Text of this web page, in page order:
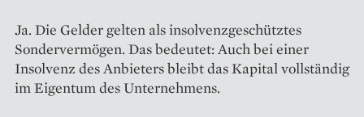
Ja. Die Gelder gelten als insolvenzgeschütztes
Sondervermögen. Das bedeutet: Auch bei einer
Insolvenz des Anbieters bleibt das Kapital vollständig
im Eigentum des Unternehmens.